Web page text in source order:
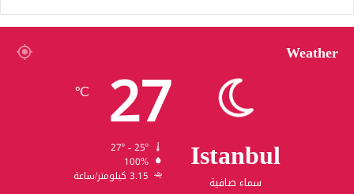
Weather
Istanbul
سماء صافية
27
℃
100%
3.15 كيلومتر/ساعة